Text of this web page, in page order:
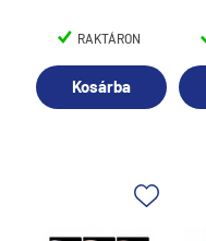
RAKTÁRON
Kosárba